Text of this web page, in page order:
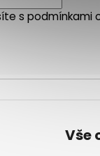
s podmínkami
Vše